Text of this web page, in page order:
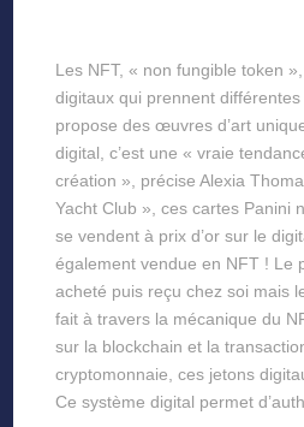
Les NFT, « non fungible token
digitaux qui prennent différentes
propose des œuvres d’art
digital, c’est une « vraie
création », précise Alexia
Yacht Club », ces cartes Panini
se vendent à prix d’or sur le
également vendue en NFT ! Le
acheté puis reçu chez soi mais
fait à travers la mécanique du
sur la blockchain et la
cryptomonnaie, ces jetons
Ce système digital permet